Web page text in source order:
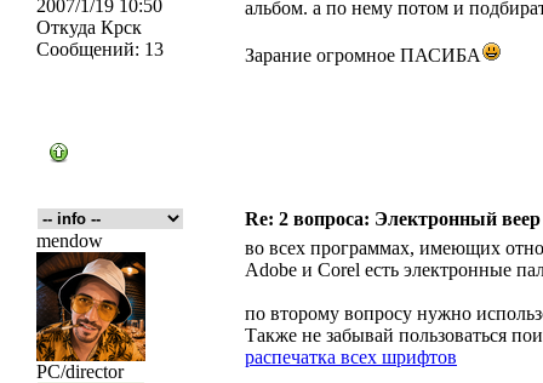
2007/1/19 10:50
Откуда Крск
Сообщений: 13
альбом. а по нему потом и
Зарание огромное ПАСИБА
Re: 2 вопроса: Электронный
mendow
PC/director
во всех программах, имеющих
Adobe и Corel есть электронные
по второму вопросу нужно
Также не забывай пользоваться
распечатка всех шрифтов